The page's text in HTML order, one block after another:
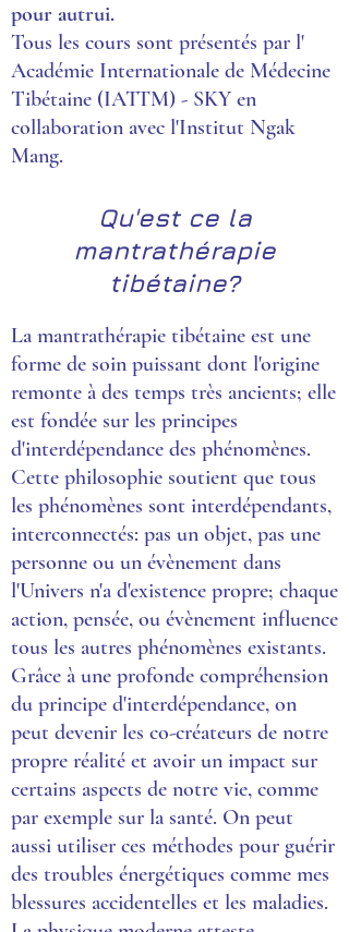
pour autrui.
Tous les cours sont présentés par l'
Académie Internationale de Médecine
Tibétaine (IATTM) - SKY en
collaboration avec l'Institut Ngak
Mang.
Qu'est ce la
mantrathérapie
tibétaine?
La mantrathérapie tibétaine est une
forme de soin puissant dont l'origine
remonte à des temps très ancients; elle
est fondée sur les principes
d'interdépendance des phénomènes.
Cette philosophie soutient que tous
les phénomènes sont interdépendants,
interconnectés: pas un objet, pas une
personne ou un évènement dans
l'Univers n'a d'existence propre; chaque
action, pensée, ou évènement influence
tous les autres phénomènes existants.
Grâce à une profonde compréhension
du principe d'interdépendance, on
peut devenir les co-créateurs de notre
propre réalité et avoir un impact sur
certains aspects de notre vie, comme
par exemple sur la santé. On peut
aussi utiliser ces méthodes pour guérir
des troubles énergétiques comme mes
blessures accidentelles et les maladies.